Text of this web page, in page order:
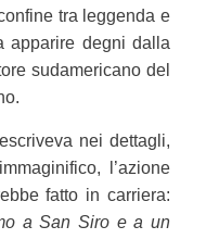
tra leggenda e
apparire degni dalla
sudamericano del
nei dettagli,
l’azione
fatto in carriera:
a San Siro e a un